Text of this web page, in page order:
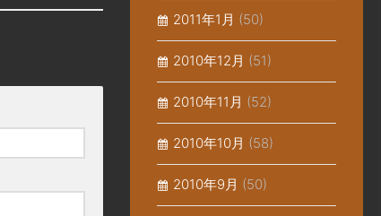
2011年1月 (50)
2010年12月 (51)
2010年11月 (52)
2010年10月 (58)
2010年9月 (50)